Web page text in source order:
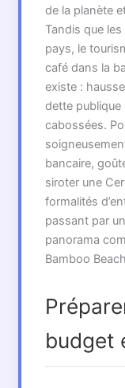
de la planète
Tandis que
pays, le
café dans la
existe :
dette publique
cabossées.
bancaire,
siroter une
formalités
passant par
panorama
Bamboo
budget